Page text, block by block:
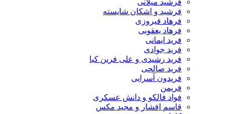
فرشید و اشکان شایسته
فرهاد فیروزی
فرهاد یعقوبی
فرید ایمانی
فرید جوادی
فرید رشیدی و علی فرین کیا
فرید صالحی
فریدون آسرایی
فریمن
فواد فالکو و دانش عسکری
قاسم افشار و مجید مکس